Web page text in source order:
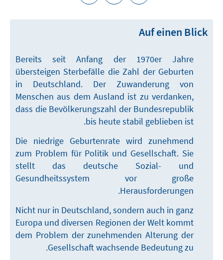
Auf einen Blick
Bereits seit Anfang der 1970er Jahre
übersteigen Sterbefälle die Zahl der Geburten
in Deutschland. Der Zuwanderung von
Menschen aus dem Ausland ist zu verdanken,
dass die Bevölkerungszahl der Bundesrepublik
bis heute stabil geblieben ist.
Die niedrige Geburtenrate wird zunehmend
zum Problem für Politik und Gesellschaft. Sie
stellt das deutsche Sozial- und
Gesundheitssystem vor große
Herausforderungen.
Nicht nur in Deutschland, sondern auch in ganz
Europa und diversen Regionen der Welt kommt
dem Problem der zunehmenden Alterung der
Gesellschaft wachsende Bedeutung zu.